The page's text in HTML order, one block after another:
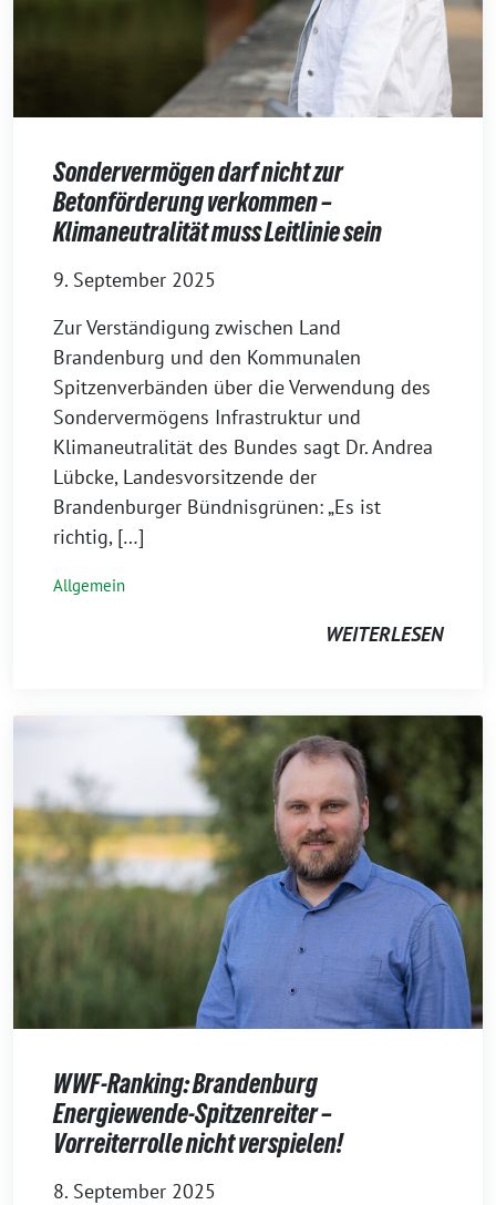
Sondervermögen darf nicht zur
Betonförderung verkommen –
Klimaneutralität muss Leitlinie sein
9. September 2025
Zur Verständigung zwischen Land
Brandenburg und den Kommunalen
Spitzenverbänden über die Verwendung des
Sondervermögens Infrastruktur und
Klimaneutralität des Bundes sagt Dr. Andrea
Lübcke, Landesvorsitzende der
Brandenburger Bündnisgrünen: „Es ist
richtig, […]
Allgemein
WEITERLESEN
WWF-Ranking: Brandenburg
Energiewende-Spitzenreiter –
Vorreiterrolle nicht verspielen!
8. September 2025